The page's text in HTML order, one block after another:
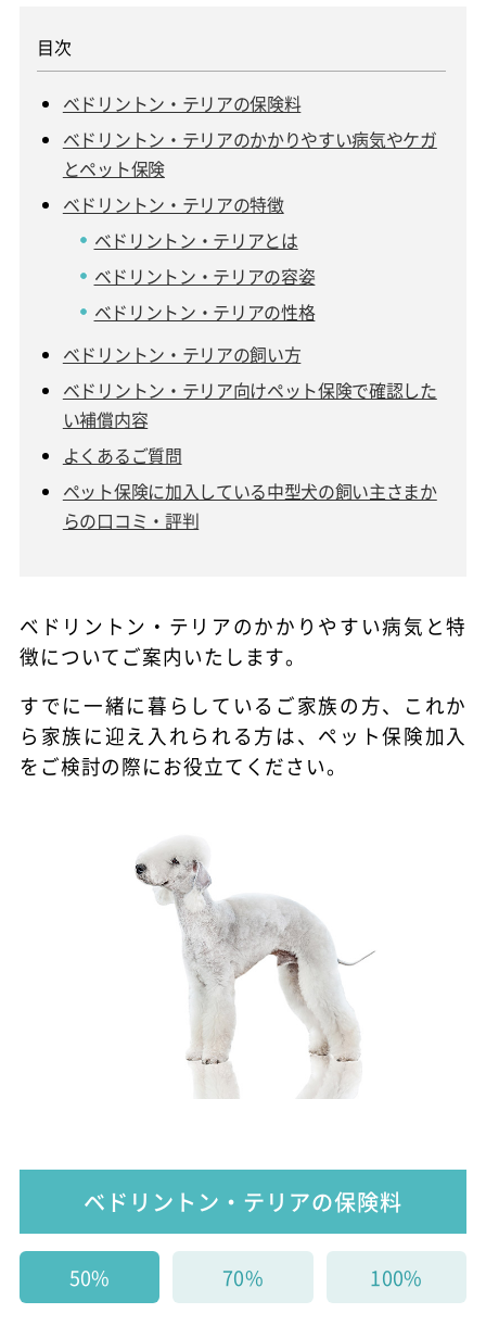
ベドリントン・テリアの保険料
ベドリントン・テリアのかかりやすい病気やケガ
とペット保険
ベドリントン・テリアの特徴
ベドリントン・テリアとは
ベドリントン・テリアの容姿
ベドリントン・テリアの性格
ベドリントン・テリアの飼い方
ベドリントン・テリア向けペット保険で確認した
い補償内容
よくあるご質問
ペット保険に加入している中型犬の飼い主さまか
らの口コミ・評判
ベドリントン・テリアのかかりやすい病気と特
徴についてご案内いたします。
すでに一緒に暮らしているご家族の方、これか
ら家族に迎え入れられる方は、ペット保険加入
をご検討の際にお役立てください。
ベドリントン・テリアの保険料
50% 70% 100%